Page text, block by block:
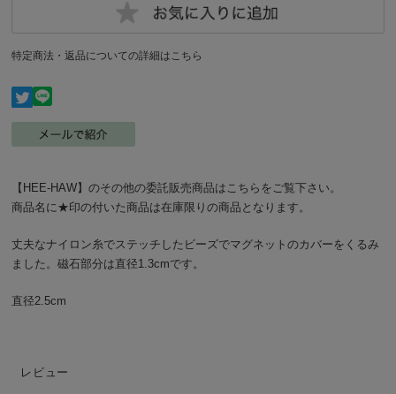
特定商法・返品についての詳細はこちら
【HEE-HAW】のその他の委託販売商品はこちらをご覧下さい。
商品名に★印の付いた商品は在庫限りの商品となります。
丈夫なナイロン糸でステッチしたビーズでマグネットのカバーをくるみ
ました。磁石部分は直径1.3cmです。
直径2.5cm
レビュー